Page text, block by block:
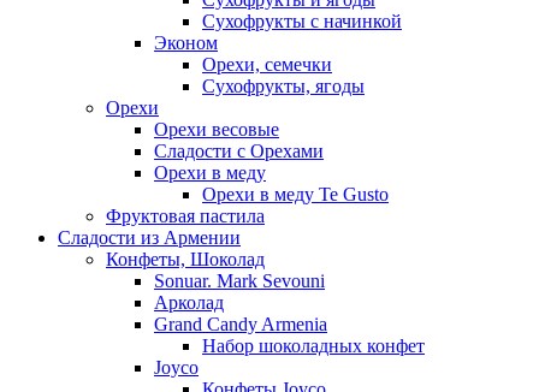
Сухофрукты с начинкой
Эконом
Орехи, семечки
Сухофрукты, ягоды
Орехи
Орехи весовые
Сладости с Орехами
Орехи в меду
Орехи в меду Te Gusto
Фруктовая пастила
Сладости из Армении
Конфеты, Шоколад
Sonuar. Mark Sevouni
Арколад
Grand Candy Armenia
Набор шоколадных конфет
Joyco